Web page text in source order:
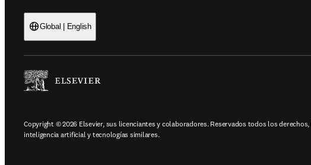
Global | English
Copyright © 2026 Elsevier, sus licenciantes y colaboradores. Reservados todos los
inteligencia artificial y tecnologías similares.